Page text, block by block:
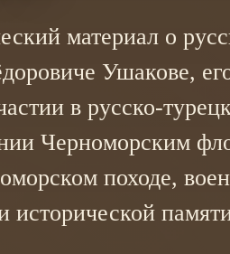
материал о
Ушакове,
в русско-
Черноморским
походе,
исторической